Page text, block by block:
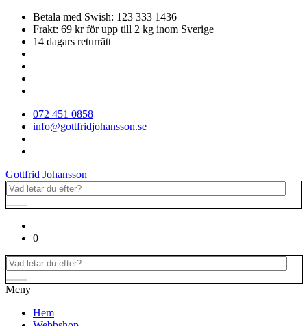
Betala med Swish: 123 333 1436
Frakt: 69 kr för upp till 2 kg inom Sverige
14 dagars returrätt
072 451 0858
info@gottfridjohansson.se
Gottfrid Johansson
0
Meny
Hem